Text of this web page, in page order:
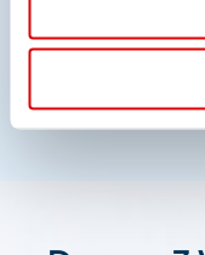
En we zijn ook